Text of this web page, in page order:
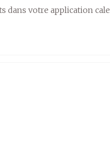
dans votre application